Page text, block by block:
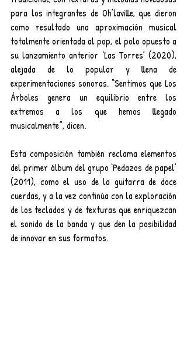
para los integrantes de Oh’laville, que dieron
como resultado una aproximación musical
totalmente orientada al pop, el polo opuesto a
su lanzamiento anterior ‘Las Torres’ (2020),
alejada de lo popular y llena de
experimentaciones sonoras. “Sentimos que Los
Árboles genera un equilibrio entre los
extremos a los que hemos llegado
musicalmente”, dicen.
Esta composición también reclama elementos
del primer álbum del grupo ‘Pedazos de papel’
(2011), como el uso de la guitarra de doce
cuerdas, y a la vez continúa con la exploración
de los teclados y de texturas que enriquezcan
el sonido de la banda y que den la posibilidad
de innovar en sus formatos.